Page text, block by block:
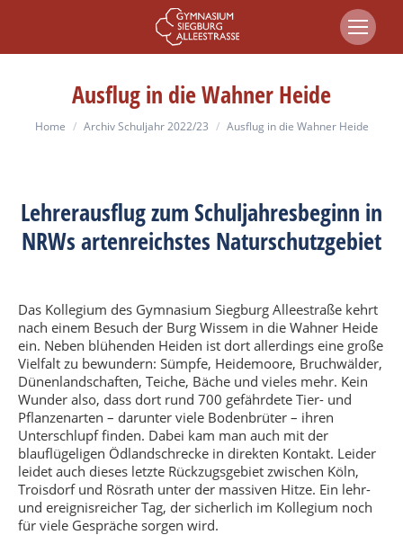
Ausflug in die Wahner Heide
You are here:
Home Archiv Schuljahr 2022/23 Ausflug in die Wahner Heide
Lehrerausflug zum Schuljahresbeginn in
NRWs artenreichstes Naturschutzgebiet
Das Kollegium des Gymnasium Siegburg Alleestraße kehrt
nach einem Besuch der Burg Wissem in die Wahner Heide
ein. Neben blühenden Heiden ist dort allerdings eine große
Vielfalt zu bewundern: Sümpfe, Heidemoore, Bruchwälder,
Dünenlandschaften, Teiche, Bäche und vieles mehr. Kein
Wunder also, dass dort rund 700 gefährdete Tier- und
Pflanzenarten – darunter viele Bodenbrüter – ihren
Unterschlupf finden. Dabei kam man auch mit der
blauflügeligen Ödlandschrecke in direkten Kontakt. Leider
leidet auch dieses letzte Rückzugsgebiet zwischen Köln,
Troisdorf und Rösrath unter der massiven Hitze. Ein lehr-
und ereignisreicher Tag, der sicherlich im Kollegium noch
für viele Gespräche sorgen wird.